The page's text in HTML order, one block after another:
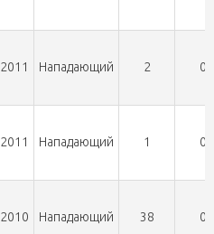
Нападающий 2 0
Нападающий 1 0
Нападающий 38 0